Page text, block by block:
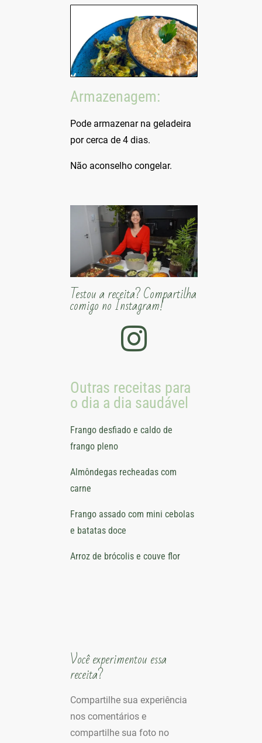
Armazenagem:
Pode armazenar na geladeira
por cerca de 4 dias.
Não aconselho congelar.
Testou a receita? Compartilha
comigo no Instagram!
Outras receitas para
o dia a dia saudável
Frango desfiado e caldo de
frango pleno
Almôndegas recheadas com
carne
Frango assado com mini cebolas
e batatas doce
Arroz de brócolis e couve flor
Você experimentou essa
receita?
Compartilhe sua experiência
nos comentários e
compartilhe sua foto no